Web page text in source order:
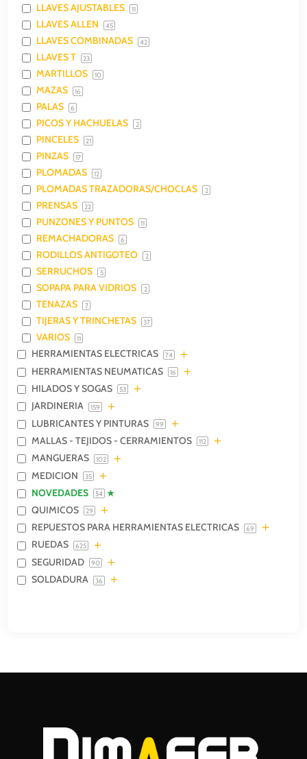
LLAVES AJUSTABLES 11
LLAVES ALLEN 45
LLAVES COMBINADAS 42
LLAVES T 23
MARTILLOS 10
MAZAS 16
PALAS 6
PICOS Y HACHUELAS 2
PINCELES 21
PINZAS 17
PLOMADAS 12
PLOMADAS TRAZADORAS/CHOCLAS 2
PRENSAS 22
PUNZONES Y PUNTOS 11
REMACHADORAS 6
RODILLOS ANTIGOTEO 2
SERRUCHOS 5
SOPAPA PARA VIDRIOS 2
TENAZAS 7
TIJERAS Y TRINCHETAS 37
VARIOS 11
HERRAMIENTAS ELECTRICAS 74
HERRAMIENTAS NEUMATICAS 16
HILADOS Y SOGAS 53
JARDINERIA 159
LUBRICANTES Y PINTURAS 99
MALLAS - TEJIDOS - CERRAMIENTOS 112
MANGUERAS 102
MEDICION 35
NOVEDADES 54
QUIMICOS 29
REPUESTOS PARA HERRAMIENTAS ELECTRICAS 69
RUEDAS 625
SEGURIDAD 90
SOLDADURA 36